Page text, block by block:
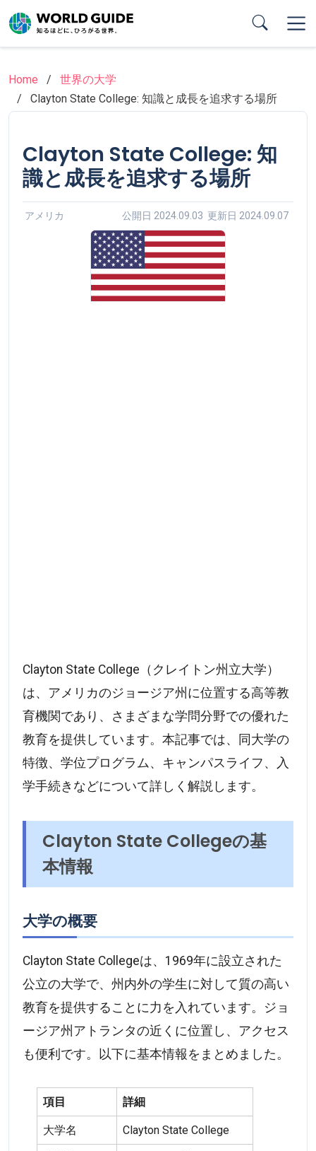
to
main
Home
世界の大学
Clayton State College: 知識と成長を追求する場所
Clayton State College: 知
識と成長を追求する場所
アメリカ 公開日 2024.09.03 更新日 2024.09.07
Clayton State College（クレイトン州立大学）
は、アメリカのジョージア州に位置する高等教
育機関であり、さまざまな学問分野での優れた
教育を提供しています。本記事では、同大学の
特徴、学位プログラム、キャンパスライフ、入
学手続きなどについて詳しく解説します。
Clayton State Collegeの基
本情報
大学の概要
Clayton State Collegeは、1969年に設立された
公立の大学で、州内外の学生に対して質の高い
教育を提供することに力を入れています。ジョ
ージア州アトランタの近くに位置し、アクセス
も便利です。以下に基本情報をまとめました。
項目 詳細
大学名 Clayton State College